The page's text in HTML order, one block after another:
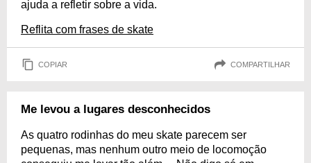
ajuda a refletir sobre a vida.
Reflita com frases de skate
COPIAR COMPARTILHAR
Me levou a lugares desconhecidos
As quatro rodinhas do meu skate parecem ser
pequenas, mas nenhum outro meio de locomoção